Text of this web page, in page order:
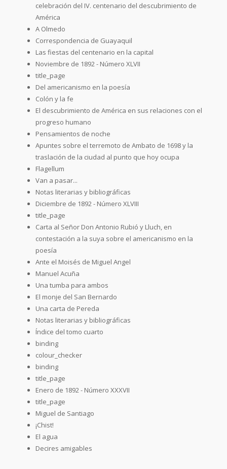
celebración del IV. centenario del descubrimiento de
América
A Olmedo
Correspondencia de Guayaquil
Las fiestas del centenario en la capital
Noviembre de 1892 - Número XLVII
title_page
Del americanismo en la poesía
Colón y la fe
El descubrimiento de América en sus relaciones con el
progreso humano
Pensamientos de noche
Apuntes sobre el terremoto de Ambato de 1698 y la
traslación de la ciudad al punto que hoy ocupa
Flagellum
Van a pasar...
Notas literarias y bibliográficas
Diciembre de 1892 - Número XLVIII
title_page
Carta al Señor Don Antonio Rubió y Lluch, en
contestación a la suya sobre el americanismo en la
poesía
Ante el Moisés de Miguel Angel
Manuel Acuña
Una tumba para ambos
El monje del San Bernardo
Una carta de Pereda
Notas literarias y bibliográficas
Índice del tomo cuarto
binding
colour_checker
binding
title_page
Enero de 1892 - Número XXXVII
title_page
Miguel de Santiago
¡Chist!
El agua
Decires amigables